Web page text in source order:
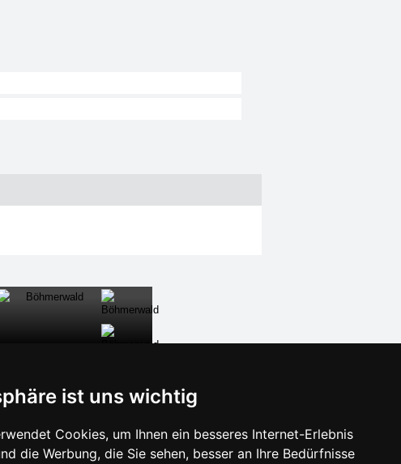
ist uns wichtig
Cookies, um Ihnen ein besseres Internet-Erlebnis
die Werbung, die Sie sehen, besser an Ihre Bedürfnisse
Unterkunft Kroatien
Lastminute